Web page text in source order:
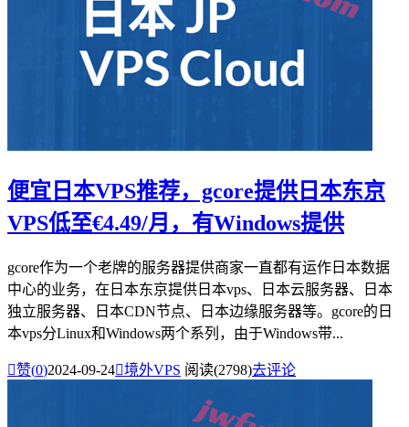
便宜日本VPS推荐，gcore提供日本东京
VPS低至€4.49/月，有Windows提供
gcore作为一个老牌的服务器提供商家一直都有运作日本数据
中心的业务，在日本东京提供日本vps、日本云服务器、日本
独立服务器、日本CDN节点、日本边缘服务器等。gcore的日
本vps分Linux和Windows两个系列，由于Windows带...
赞(0)2024-09-24境外VPS 阅读(2798)去评论